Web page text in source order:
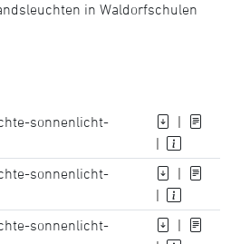
in Waldorfschulen
sonnenlicht-
|
|
sonnenlicht-
|
|
sonnenlicht-
|